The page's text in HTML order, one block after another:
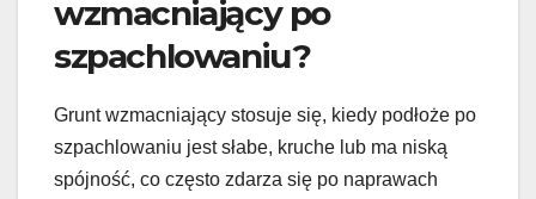
wzmacniający po
szpachlowaniu?
Grunt wzmacniający stosuje się, kiedy podłoże po
szpachlowaniu jest słabe, kruche lub ma niską
spójność, co często zdarza się po naprawach